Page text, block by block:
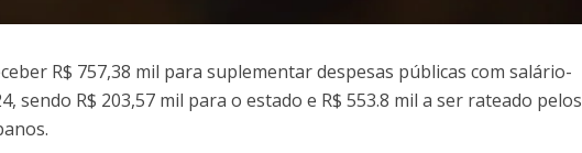
R$ 757,38 mil para suplementar despesas públicas com salário-
sendo R$ 203,57 mil para o estado e R$ 553.8 mil a ser rateado pelos